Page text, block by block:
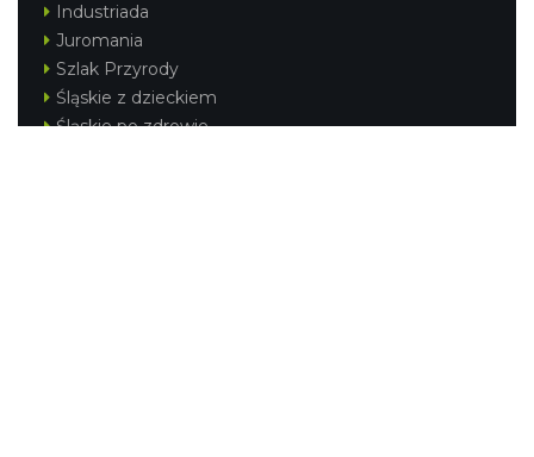
Industriada
Juromania
Szlak Przyrody
Śląskie z dzieckiem
Śląskie po zdrowie